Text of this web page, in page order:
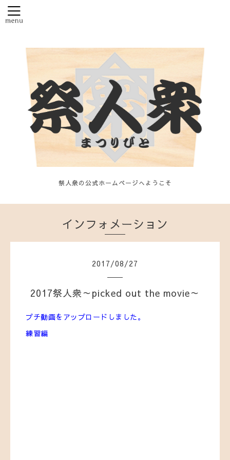
祭人衆の公式ホームページへようこそ
インフォメーション
2017/08/27
2017祭人衆～picked out the movie～
プチ動画をアップロードしました。
練習編